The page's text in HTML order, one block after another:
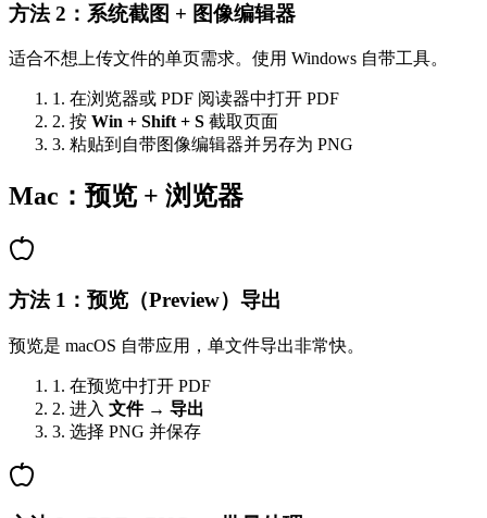
方法 2：系统截图 + 图像编辑器
适合不想上传文件的单页需求。使用 Windows 自带工具。
1. 在浏览器或 PDF 阅读器中打开 PDF
2. 按 Win + Shift + S 截取页面
3. 粘贴到自带图像编辑器并另存为 PNG
Mac：预览 + 浏览器
方法 1：预览（Preview）导出
预览是 macOS 自带应用，单文件导出非常快。
1. 在预览中打开 PDF
2. 进入 文件 → 导出
3. 选择 PNG 并保存